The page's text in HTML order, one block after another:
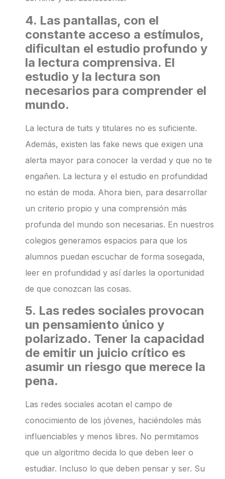
4. Las pantallas, con el
constante acceso a estímulos,
dificultan el estudio profundo y
la lectura comprensiva. El
estudio y la lectura son
necesarios para comprender el
mundo.
La lectura de tuits y titulares no es suficiente.
Además, existen las fake news que exigen una
alerta mayor para conocer la verdad y que no te
engañen. La lectura y el estudio en profundidad
no están de moda. Ahora bien, para desarrollar
un criterio propio y una comprensión más
profunda del mundo son necesarias. En nuestros
colegios generamos espacios para que los
alumnos puedan escuchar de forma sosegada,
leer en profundidad y así darles la oportunidad
de que conozcan las cosas.
5. Las redes sociales provocan
un pensamiento único y
polarizado. Tener la capacidad
de emitir un juicio crítico es
asumir un riesgo que merece la
pena.
Las redes sociales acotan el campo de
conocimiento de los jóvenes, haciéndoles más
influenciables y menos libres. No permitamos
que un algoritmo decida lo que deben leer o
estudiar. Incluso lo que deben pensar y ser. Su